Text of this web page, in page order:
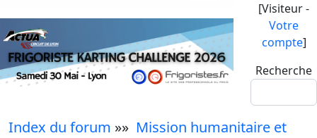
[Visiteur -
Votre
compte]
Recherche
Index du forum »» Mission humanitaire et